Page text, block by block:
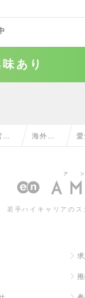
あり
海外営
若手ハイキャリアのス